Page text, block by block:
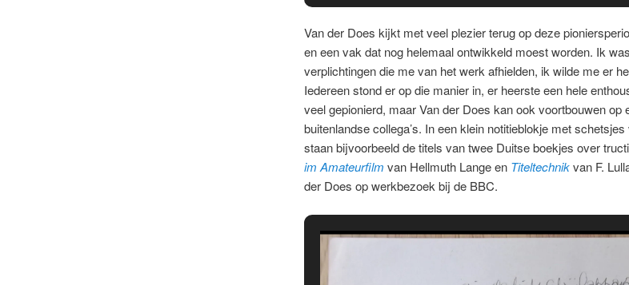
Van der Does kijkt met veel plezier terug op deze
en een vak dat nog helemaal ontwikkeld moest worden. Ik
verplichtingen die me van het werk afhielden, ik wilde me er
Iedereen stond er op die manier in, er heerste een hele
veel gepionierd, maar Van der Does kan ook voortbouwen op
buitenlandse collega’s. In een klein notitieblokje met
staan bijvoorbeeld de titels van twee Duitse boekjes over
im Amateurfilm van Hellmuth Lange en Titeltechnikvan F.
der Does op werkbezoek bij de BBC.